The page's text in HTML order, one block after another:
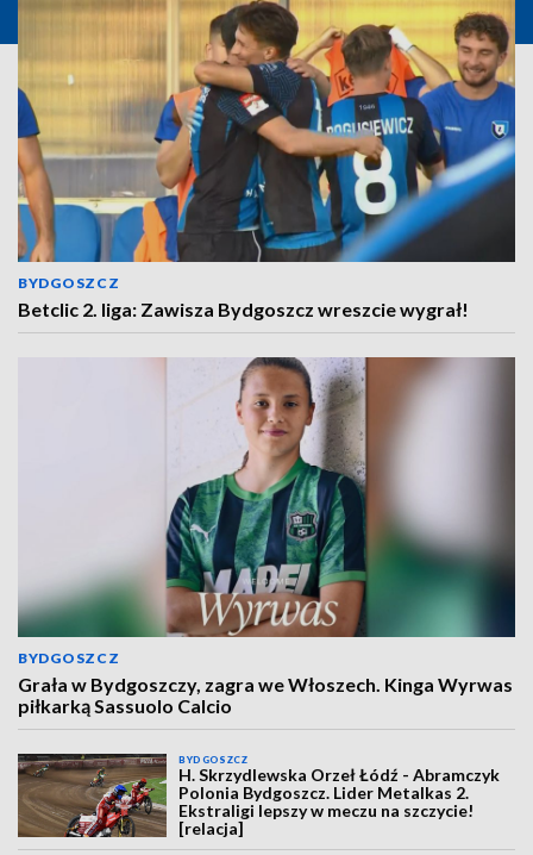
BYDGOSZCZ
Betclic 2. liga: Zawisza Bydgoszcz wreszcie wygrał!
BYDGOSZCZ
Grała w Bydgoszczy, zagra we Włoszech. Kinga Wyrwas
piłkarką Sassuolo Calcio
BYDGOSZCZ
H. Skrzydlewska Orzeł Łódź - Abramczyk
Polonia Bydgoszcz. Lider Metalkas 2.
Ekstraligi lepszy w meczu na szczycie!
[relacja]